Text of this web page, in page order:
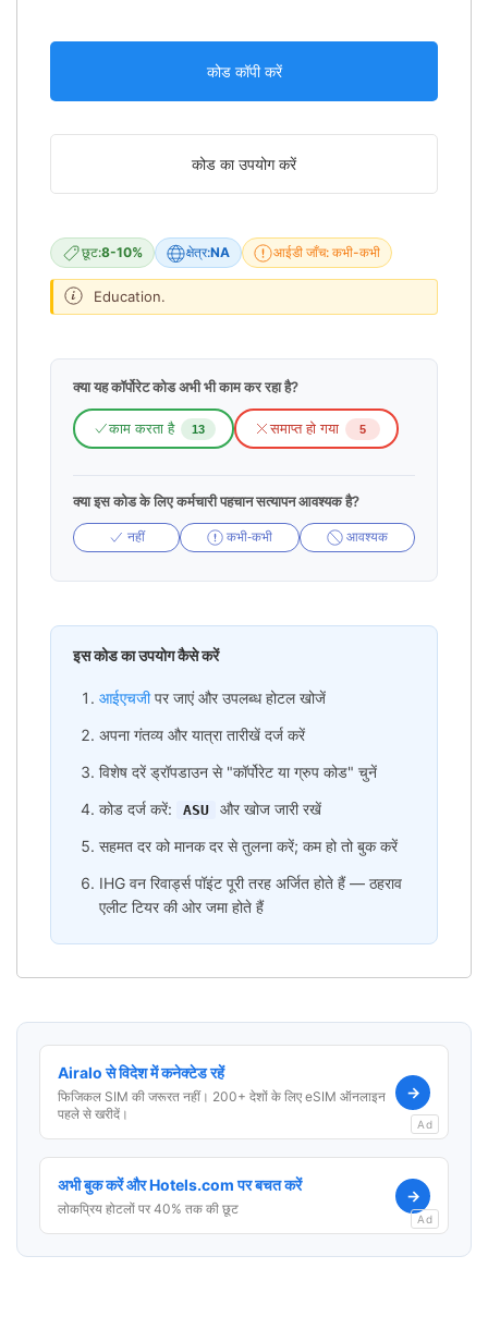
कोड कॉपी करें
कोड का उपयोग करें
छूट:8-10% क्षेत्र:NA आईडी जाँच: कभी-कभी
Education.
क्या यह कॉर्पोरेट कोड अभी भी काम कर रहा है?
काम करता है 13 समाप्त हो गया 5
क्या इस कोड के लिए कर्मचारी पहचान सत्यापन आवश्यक है?
नहीं कभी-कभी आवश्यक
इस कोड का उपयोग कैसे करें
आईएचजीपर जाएं और उपलब्ध होटल खोजें
अपना गंतव्य और यात्रा तारीखें दर्ज करें
विशेष दरें ड्रॉपडाउन से "कॉर्पोरेट या ग्रुप कोड" चुनें
कोड दर्ज करें:
ASU
और खोज जारी रखें
सहमत दर को मानक दर से तुलना करें; कम हो तो बुक करें
IHG वन रिवार्ड्स पॉइंट पूरी तरह अर्जित होते हैं — ठहराव
एलीट टियर की ओर जमा होते हैं
Airalo से विदेश में कनेक्टेड रहें
फिजिकल SIM की जरूरत नहीं। 200+ देशों के लिए eSIM ऑनलाइन
पहले से खरीदें।
→
Ad
अभी बुक करें और Hotels.com पर बचत करें
लोकप्रिय होटलों पर 40% तक की छूट
→
Ad